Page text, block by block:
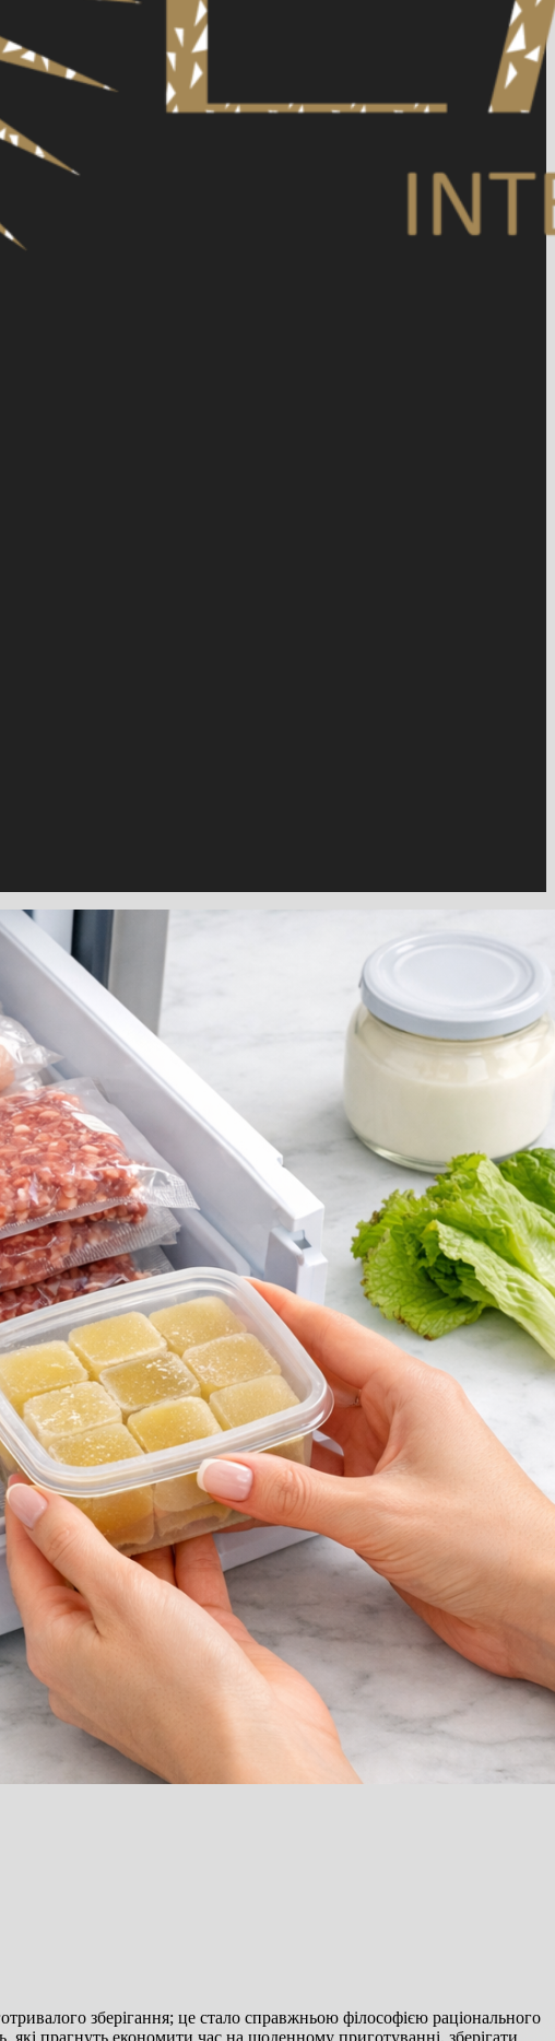
зберігання; це стало справжньою філософією раціонального
прагнуть економити час на щоденному приготуванні, зберігати